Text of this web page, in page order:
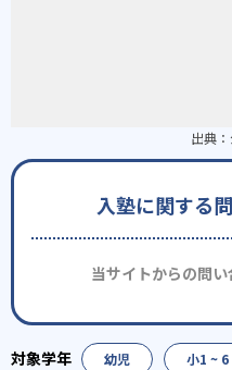
出典：
入塾に関する
当サイトからの問
幼児 小1 ~ 6